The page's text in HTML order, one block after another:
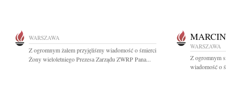
WARSZAWA
Z ogromnym żalem przyjęliśmy wiadomość o śmierci
Żony wieloletniego Prezesa Zarządu ZWRP Pana...
WARSZAWA
Z ogromnym
wiadomość o